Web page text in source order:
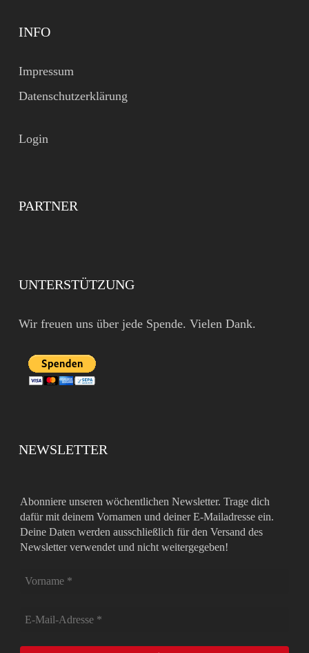
INFO
Impressum
Datenschutzerklärung
Login
PARTNER
UNTERSTÜTZUNG
Wir freuen uns über jede Spende. Vielen Dank.
NEWSLETTER
Abonniere unseren wöchentlichen Newsletter. Trage dich
dafür mit deinem Vornamen und deiner E-Mailadresse ein.
Deine Daten werden ausschließlich für den Versand des
Newsletter verwendet und nicht weitergegeben!